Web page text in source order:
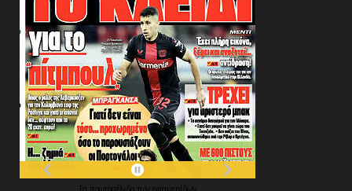
Τα πρωτοσέλιδα των εφημερίδων